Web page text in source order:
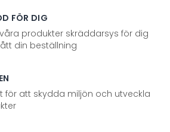
FÖR DIG
produkter skräddarsys för dig
din beställning
för att skydda miljön och utveckla